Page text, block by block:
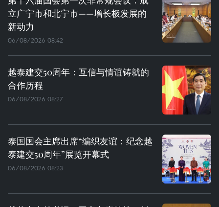
立广宁市和北宁市——增长极发展的
新动力
06/08/2026 08:42
越泰建交50周年：互信与情谊铸就的
合作历程
06/08/2026 08:27
泰国国会主席出席“编织友谊：纪念越
泰建交50周年”展览开幕式
06/08/2026 08:23